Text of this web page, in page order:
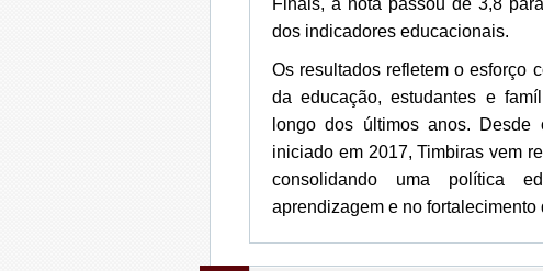
dos indicadores educacionais.
Os resultados refletem o esforço
da educação, estudantes e
longo dos últimos anos.
iniciado em 2017, Timbiras vem
consolidando uma política
aprendizagem e no